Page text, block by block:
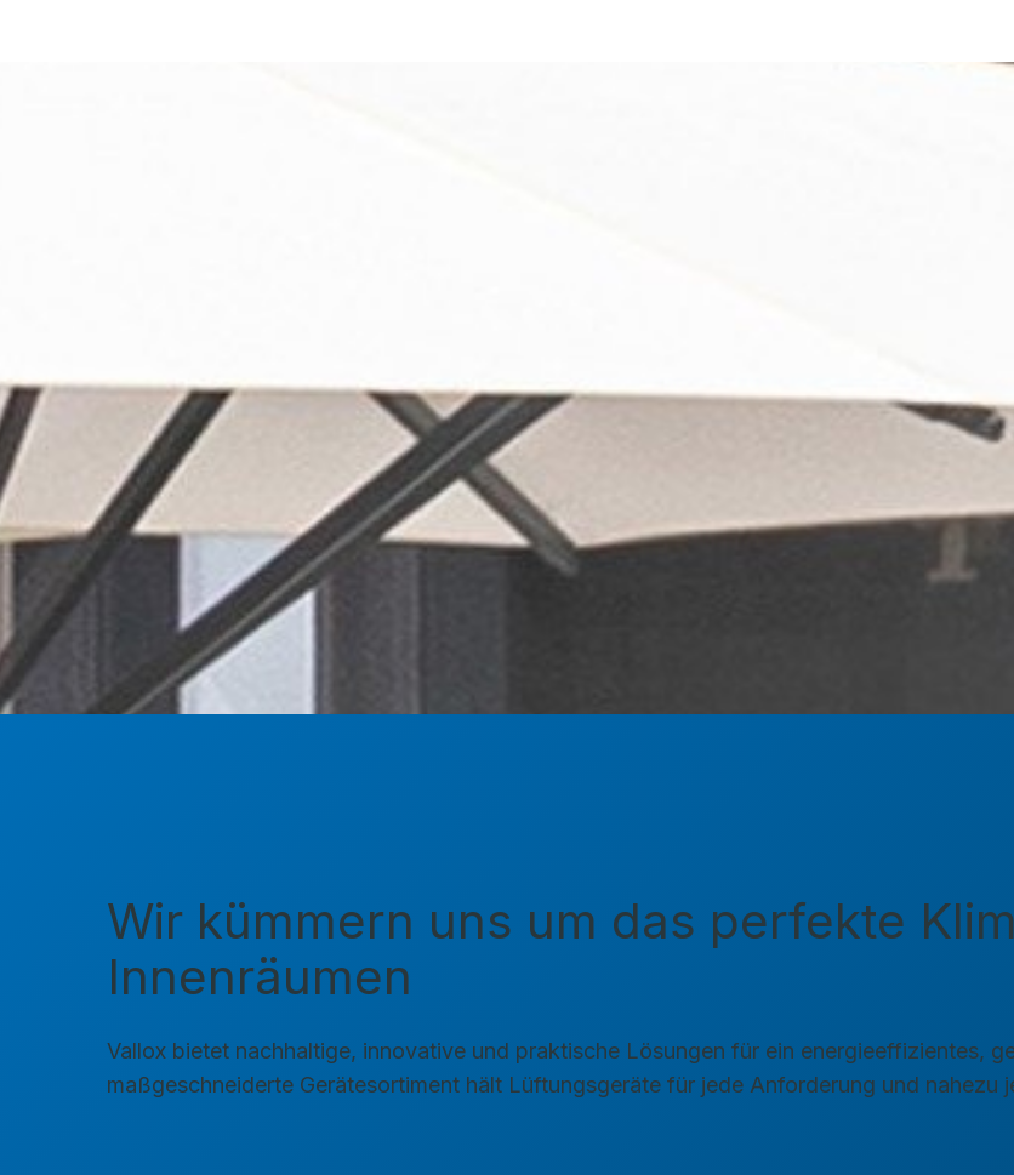
Wir kümmern uns um das perfekte
Innenräumen
Vallox bietet nachhaltige, innovative und praktische Lösungen für ein energieeffizientes,
maßgeschneiderte Gerätesortiment hält Lüftungsgeräte für jede Anforderung und nahezu